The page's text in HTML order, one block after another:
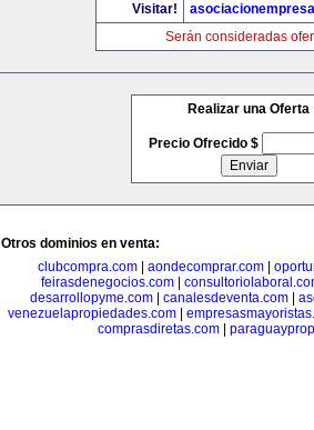
Visitar!
Serán consideradas
Realizar una Oferta
Precio Ofrecido $
Otros dominios en venta:
clubcompra.com
aondecomprar.com
feirasdenegocios.com|
desarrollopyme.com| canalesdeventa.com|
venezuelapropiedades.com|
comprasdiretas.com